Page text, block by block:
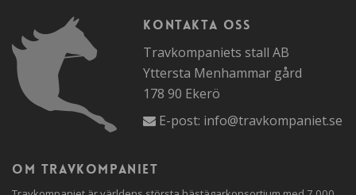
Kontakta oss
Travkompaniets stall AB
Yttersta Menhammar gård
178 90 Ekerö
E-post: info@travkompaniet.se
Om travkompaniet